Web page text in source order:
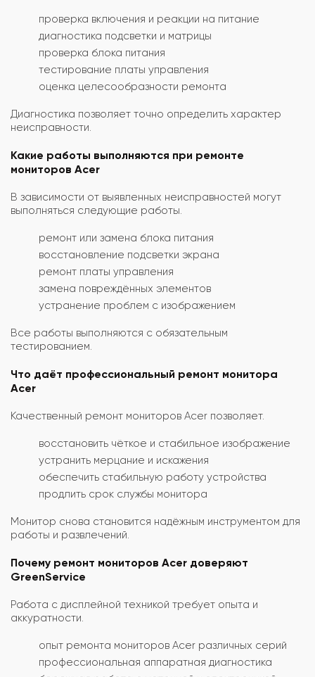
проверка включения и реакции на питание
диагностика подсветки и матрицы
проверка блока питания
тестирование платы управления
оценка целесообразности ремонта
Диагностика позволяет точно определить характер
неисправности.
Какие работы выполняются при ремонте
мониторов Acer
В зависимости от выявленных неисправностей могут
выполняться следующие работы.
ремонт или замена блока питания
восстановление подсветки экрана
ремонт платы управления
замена повреждённых элементов
устранение проблем с изображением
Все работы выполняются с обязательным
тестированием.
Что даёт профессиональный ремонт монитора
Acer
Качественный ремонт мониторов Acer позволяет.
восстановить чёткое и стабильное изображение
устранить мерцание и искажения
обеспечить стабильную работу устройства
продлить срок службы монитора
Монитор снова становится надёжным инструментом для
работы и развлечений.
Почему ремонт мониторов Acer доверяют
GreenService
Работа с дисплейной техникой требует опыта и
аккуратности.
опыт ремонта мониторов Acer различных серий
профессиональная аппаратная диагностика